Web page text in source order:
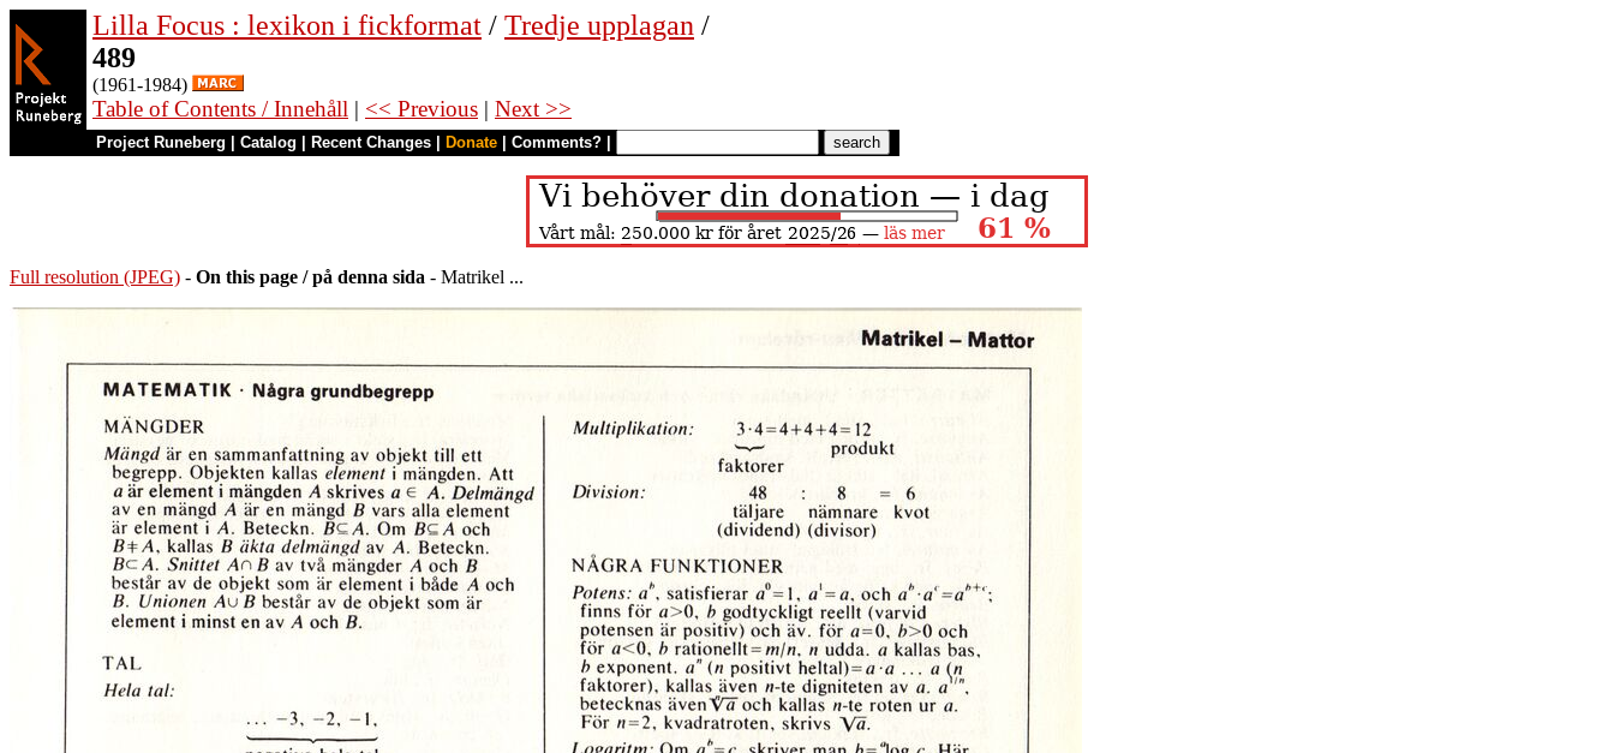
Lilla Focus : lexikon i fickformat / Tredje upplagan /
489
(1961-1984)
Table of Contents / Innehåll | << Previous | Next >>
Project Runeberg Catalog Recent Changes Donate Comments?
Full resolution (JPEG) - On this page / på denna sida - Matrikel ...